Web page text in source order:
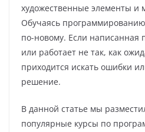
художественные элементы и
Обучаясь
по-новому. Если написанная
или работает не так, как
приходится искать ошибки
решение.
В данной статье мы
популярные курсы по